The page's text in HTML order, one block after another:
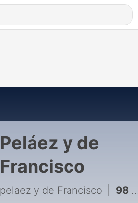
Peláez y de
Francisco
pelaez y de Francisco 98 - PELÁEZ Y DE FRANCISCO HOY AGOSTO 6 🛑EN VIDEO🛑